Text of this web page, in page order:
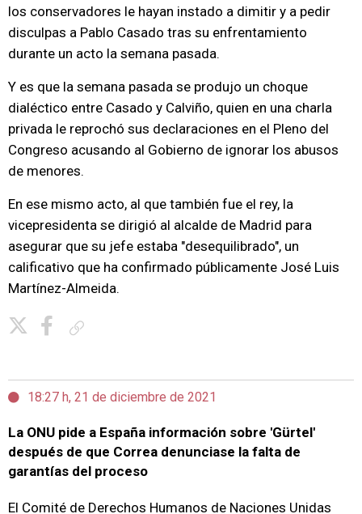
los conservadores le hayan instado a dimitir y a pedir
disculpas a Pablo Casado tras su enfrentamiento
durante un acto la semana pasada.
Y es que la semana pasada se produjo un choque
dialéctico entre Casado y Calviño, quien en una charla
privada le reprochó sus declaraciones en el Pleno del
Congreso acusando al Gobierno de ignorar los abusos
de menores.
En ese mismo acto, al que también fue el rey, la
vicepresidenta se dirigió al alcalde de Madrid para
asegurar que su jefe estaba "desequilibrado", un
calificativo que ha confirmado públicamente José Luis
Martínez-Almeida.
18:27 h, 21 de diciembre de 2021
La ONU pide a España información sobre 'Gürtel'
después de que Correa denunciase la falta de
garantías del proceso
El Comité de Derechos Humanos de Naciones Unidas